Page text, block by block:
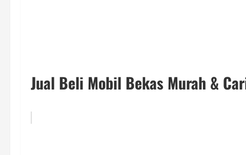
Jual Beli Mobil Bekas Murah &